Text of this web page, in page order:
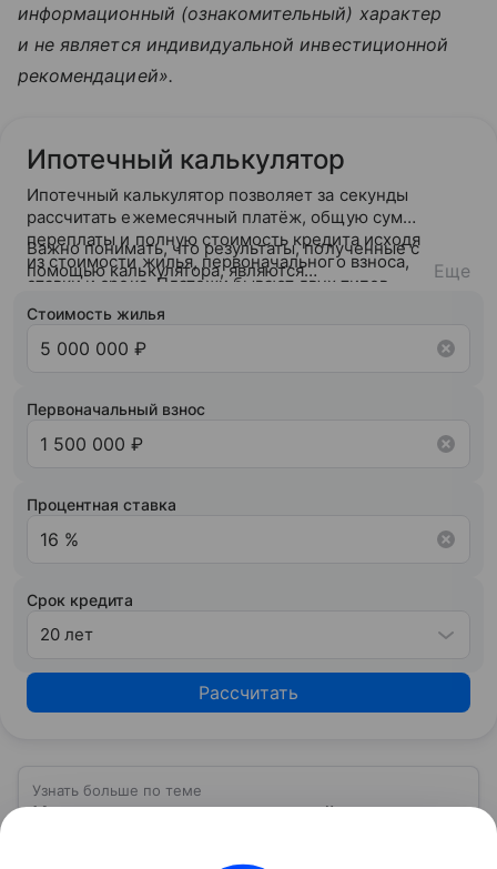
информационный (ознакомительный) характер
и не является индивидуальной инвестиционной
рекомендацией».
Ипотечный калькулятор
Ипотечный калькулятор позволяет за секунды
рассчитать ежемесячный платёж, общую сумму
переплаты и полную стоимость кредита исходя
из стоимости жилья, первоначального взноса,
ставки и срока. Платежи бывают двух типов —
аннуитетный (фиксированный на весь срок) или
Важно понимать, что результаты, полученные с
помощью калькулятора, являются
ознакомится с вашей кредитной историей и
кредитного потенциала предложит точные
Еще
Стоимость жилья
Первоначальный взнос
Процентная ставка
Срок кредита
20 лет
Рассчитать
Узнать больше по теме
Ключевая ставка: основной